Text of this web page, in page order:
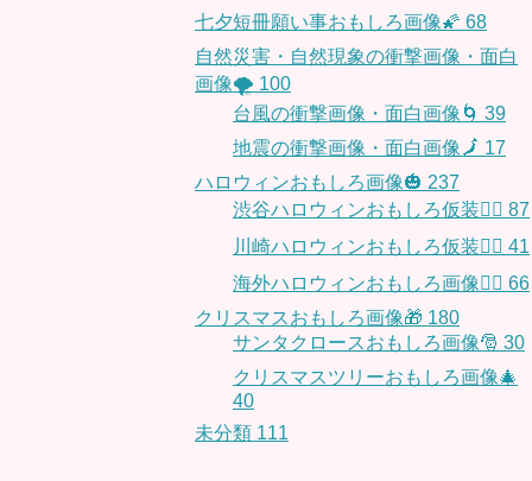
七夕短冊願い事おもしろ画像🌠 68
自然災害・自然現象の衝撃画像・面白
画像🌪 100
台風の衝撃画像・面白画像🌀 39
地震の衝撃画像・面白画像🗾 17
ハロウィンおもしろ画像🎃 237
渋谷ハロウィンおもしろ仮装👯‍♂️ 87
川崎ハロウィンおもしろ仮装🧞‍♀️ 41
海外ハロウィンおもしろ画像🧛‍♂️ 66
クリスマスおもしろ画像🎁 180
サンタクロースおもしろ画像🎅 30
クリスマスツリーおもしろ画像🎄
40
未分類 111